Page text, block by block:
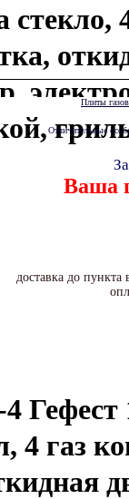
Плиты
Отличительные
Ваша
доставка до
Гефест
газ